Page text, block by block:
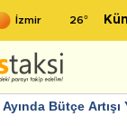
26°
Bütçe Artışı